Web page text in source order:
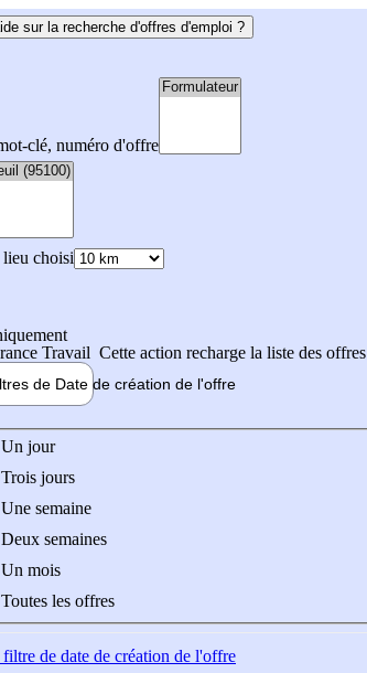
sur la recherche d'offres d'emploi ?
clé, numéro d'offre
choisi
Travail Cette action recharge la liste des offres
de Date de création de l'offre
de l'offre
Un jour
Trois jours
Une semaine
Deux semaines
Un mois
Toutes les offres
de date de création de l'offre